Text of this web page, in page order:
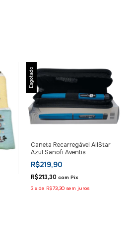
Esgotado
Caneta Recarregável AllStar
Azul Sanofi Aventis
R$219,90
R$213,30 com Pix
3 x de R$73,30 sem juros